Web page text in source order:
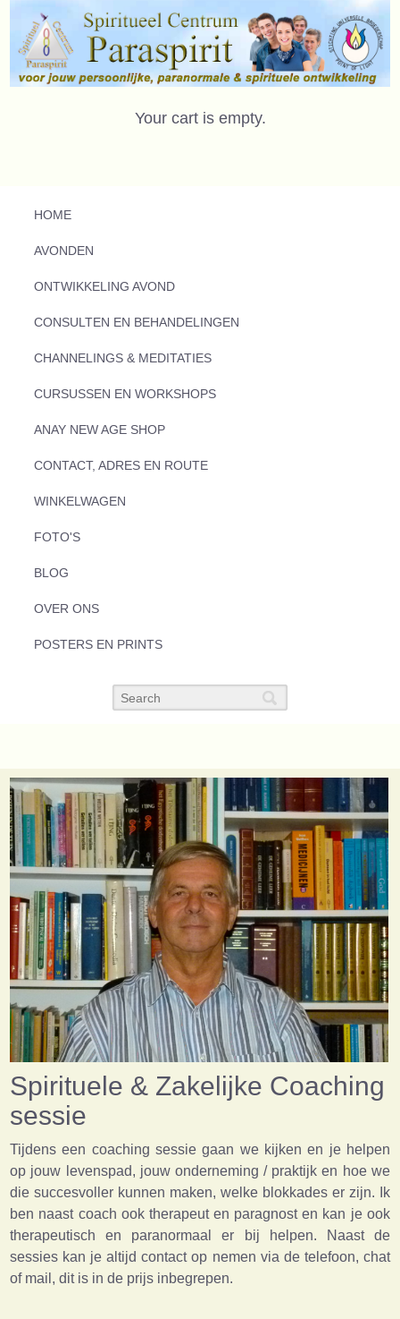
Your cart is empty.
HOME
AVONDEN
ONTWIKKELING AVOND
CONSULTEN EN BEHANDELINGEN
CHANNELINGS & MEDITATIES
CURSUSSEN EN WORKSHOPS
ANAY NEW AGE SHOP
CONTACT, ADRES EN ROUTE
WINKELWAGEN
FOTO'S
BLOG
OVER ONS
POSTERS EN PRINTS
Spirituele & Zakelijke Coaching
sessie
Tijdens een coaching sessie gaan we kijken en je helpen
op jouw levenspad, jouw onderneming / praktijk en hoe we
die succesvoller kunnen maken, welke blokkades er zijn. Ik
ben naast coach ook therapeut en paragnost en kan je ook
therapeutisch en paranormaal er bij helpen. Naast de
sessies kan je altijd contact op nemen via de telefoon, chat
of mail, dit is in de prijs inbegrepen.